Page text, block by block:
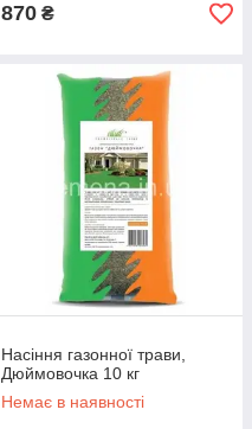
870 ₴
Насіння газонної трави,
Дюймовочка 10 кг
Немає в наявності